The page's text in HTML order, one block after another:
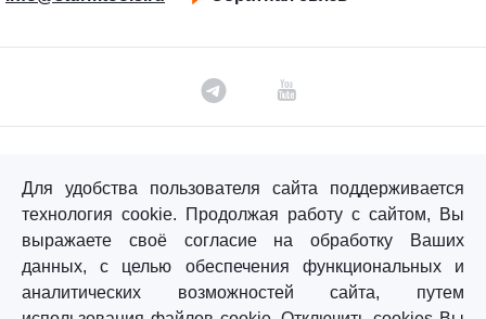
Все права защищены.
Политика обработки персональных данных
Согласие на обработку персональных данных
Для удобства пользователя сайта поддерживается
технология cookie. Продолжая работу с сайтом, Вы
выражаете своё согласие на обработку Ваших
данных, с целью обеспечения функциональных и
аналитических возможностей сайта, путем